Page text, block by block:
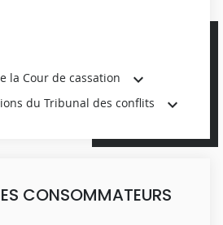
la Cour de cassation
du Tribunal des conflits
CONSOMMATEURS